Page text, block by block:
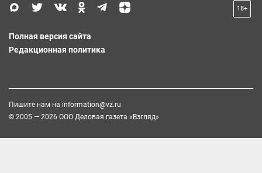
18+
Полная версия сайта
Редакционная политика
Пишите нам на information@vz.ru
© 2005 — 2026 ООО Деловая газета «Взгляд»